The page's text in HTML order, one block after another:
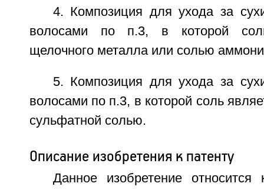
4. Композиция для ухода за
волосами по п.3, в которой
щелочного металла или солью
5. Композиция для ухода за
волосами по п.3, в которой соль
сульфатной солью.
Описание изобретения к патенту
Данное изобретение